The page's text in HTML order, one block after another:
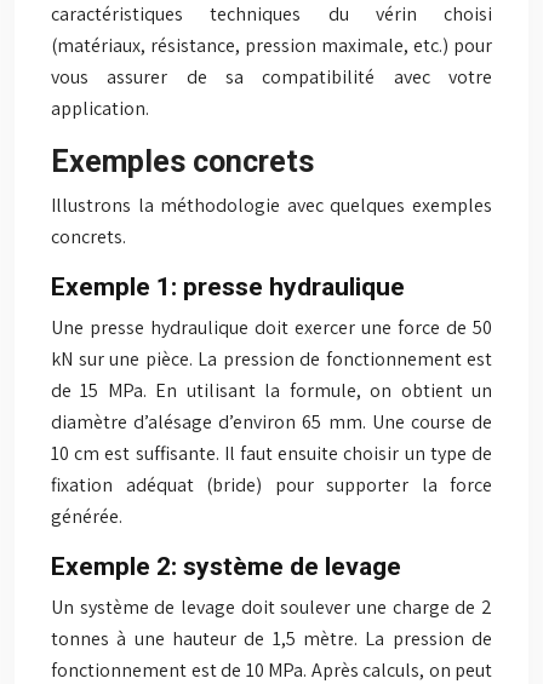
caractéristiques techniques du vérin choisi
(matériaux, résistance, pression maximale, etc.) pour
vous assurer de sa compatibilité avec votre
application.
Exemples concrets
Illustrons la méthodologie avec quelques exemples
concrets.
Exemple 1: presse hydraulique
Une presse hydraulique doit exercer une force de 50
kN sur une pièce. La pression de fonctionnement est
de 15 MPa. En utilisant la formule, on obtient un
diamètre d’alésage d’environ 65 mm. Une course de
10 cm est suffisante. Il faut ensuite choisir un type de
fixation adéquat (bride) pour supporter la force
générée.
Exemple 2: système de levage
Un système de levage doit soulever une charge de 2
tonnes à une hauteur de 1,5 mètre. La pression de
fonctionnement est de 10 MPa. Après calculs, on peut